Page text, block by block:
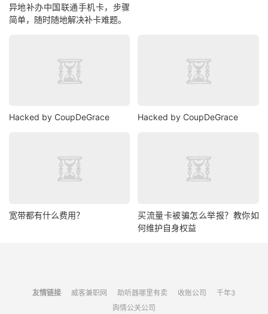
异地补办中国联通手机卡，步骤
简单，随时随地解决补卡难题。
Hacked by CoupDeGrace Hacked by CoupDeGrace
宽带都有什么费用？
买流量卡被骗怎么举报？教你如
何维护自身权益
友情链接 威客兼职网 助听器哪里有卖 收账公司
千年3
舆情公关公司